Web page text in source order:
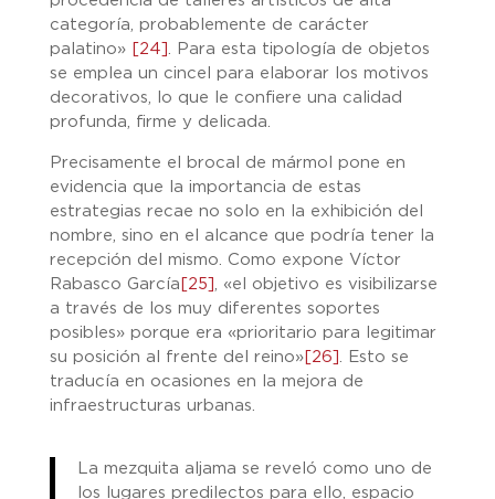
categoría, probablemente de carácter
palatino»
[24] . Para esta tipología de objetos
se emplea un cincel para elaborar los motivos
decorativos, lo que le confiere una calidad
profunda, firme y delicada.
Precisamente el brocal de mármol pone en
evidencia que la importancia de estas
estrategias recae no solo en la exhibición del
nombre, sino en el alcance que podría tener la
recepción del mismo. Como expone Víctor
Rabasco García [25] , «el objetivo es visibilizarse
a través de los muy diferentes soportes
posibles» porque era «prioritario para legitimar
su posición al frente del reino»[26] . Esto se
traducía en ocasiones en la mejora de
infraestructuras urbanas.
La mezquita aljama se reveló como uno de
los lugares predilectos para ello, espacio